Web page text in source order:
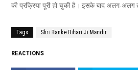
की प्रक्रिया पूरी हो चुकी है। इसके बाद अलग-अलग
Tags Shri Banke Bihari Ji Mandir
REACTIONS